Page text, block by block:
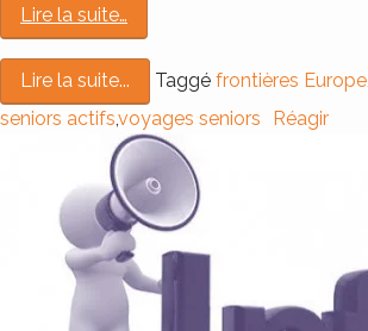
Lire la suite…
Lire la suite... Taggé frontières Europe
seniors actifs,voyages seniors Réagir